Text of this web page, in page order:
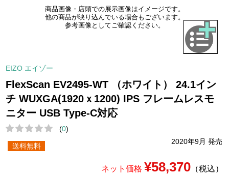
商品画像・店頭での展示画像はイメージです。
他の商品が映り込んでいる場合もございます。
参考画像としてご確認ください。
EIZO エイゾー
FlexScan EV2495-WT （ホワイト） 24.1イン
チ WUXGA(1920ｘ1200) IPS フレームレスモ
ニター USB Type-C対応
(0)
2020年9月 発売
送料無料
ネット価格 ¥58,370（税込）